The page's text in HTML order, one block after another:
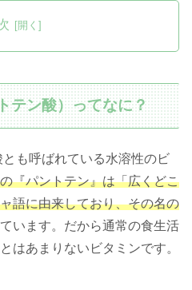
テン酸）ってなに？
も呼ばれている水溶性のビ
『パントテン』は「広くどこ
語に由来しており、その名の
ています。だから通常の食生活
はあまりないビタミンです。